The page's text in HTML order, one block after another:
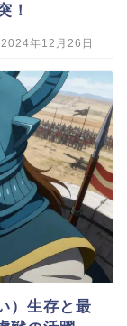
！
2024年12月26日
）生存と最